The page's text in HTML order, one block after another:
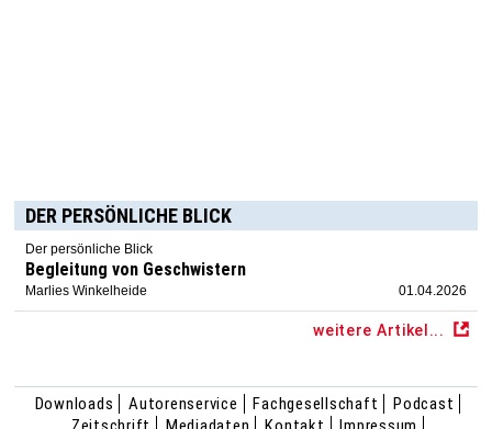
DER PERSÖNLICHE BLICK
Der persönliche Blick
Begleitung von Geschwistern
Marlies Winkelheide 01.04.2026
weitere Artikel...
Downloads Autorenservice Fachgesellschaft
Podcast